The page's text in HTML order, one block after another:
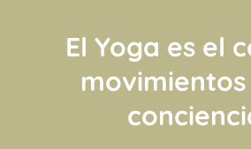
El Yoga es el